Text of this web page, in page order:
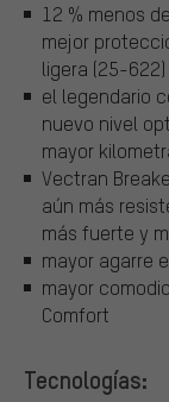
12 % menos
mejor
ligera (25-622)
el legendario
nuevo nivel
mayor
Vectran
aún más
más fuerte y
mayor agarre
mayor
Comfort
Tecnologías: